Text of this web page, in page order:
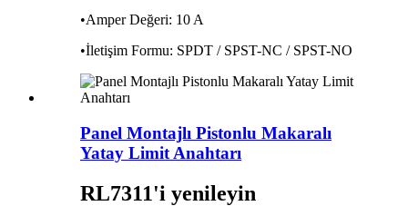
•Amper Değeri: 10 A
•İletişim Formu: SPDT / SPST-NC / SPST-NO
Panel Montajlı Pistonlu Makaralı
Yatay Limit Anahtarı
RL7311'i yenileyin